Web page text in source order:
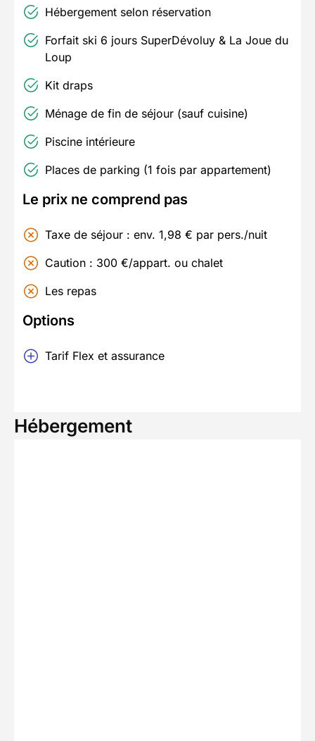
Hébergement selon réservation
Forfait ski 6 jours SuperDévoluy & La Joue du
Loup
Kit draps
Ménage de fin de séjour (sauf cuisine)
Piscine intérieure
Places de parking (1 fois par appartement)
Le prix ne comprend pas
Taxe de séjour : env. 1,98 € par pers./nuit
Caution : 300 €/appart. ou chalet
Les repas
Options
Tarif Flex et assurance
Hébergement